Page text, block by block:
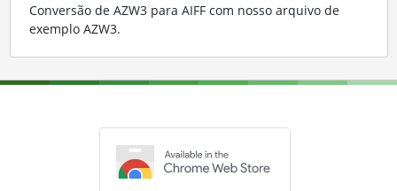
Conversão de AZW3 para AIFF com nosso arquivo de
exemplo AZW3.